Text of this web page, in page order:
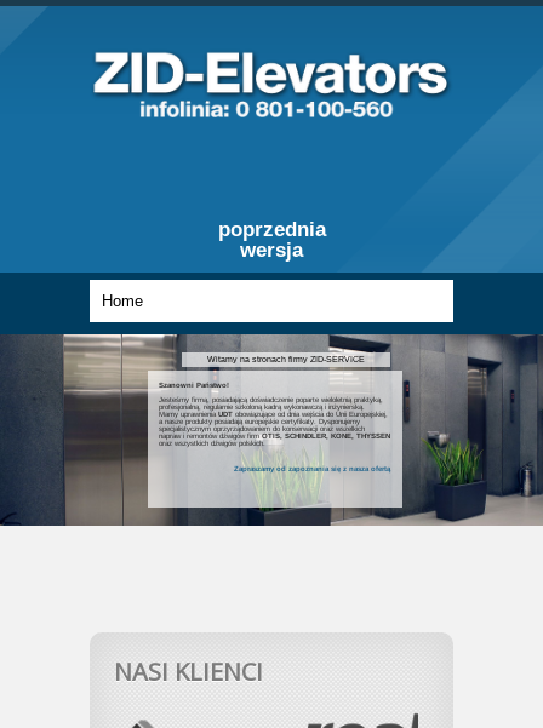
poprzednia
wersja
Witamy na stronach firmy ZID-SERVICE
Szanowni Państwo!
Jesteśmy firmą, posiadającą doświadczenie poparte wieloletnią praktyką,
profesjonalną, regularnie szkoloną kadrą wykonawczą i inżynierską.
Mamy uprawnieniaUDT obowiązujące od dnia wejścia do Unii Europejskiej,
a nasze produkty posiadają europejskie certyfikaty. Dysponujemy
specjalistycznym oprzyrządowaniem do konserwacji oraz wszelkich
napraw i remontów dźwigów firmOTIS, SCHINDLER, KONE, THYSSEN
oraz wszystkich dźwigów polskich.
Zapraszamy od zapoznania się z nasza ofertą
NASI KLIENCI